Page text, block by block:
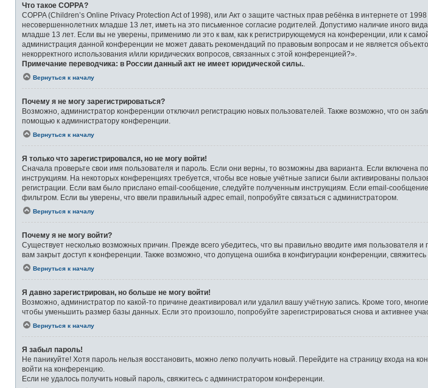
Что такое COPPA?
COPPA (Children’s Online Privacy Protection Act of 1998), или Акт о защите частных прав ребёнка в интернете от
несовершеннолетних младше 13 лет, иметь на это письменное согласие родителей. Допустимо наличие иного
младше 13 лет. Если вы не уверены, применимо ли это к вам, как к регистрирующемуся на конференции, или к
администрация данной конференции не может давать рекомендаций по правовым вопросам и не является
некорректного использования и/или юридических вопросов, связанных с этой конференцией?».
Примечание переводчика: в России данный акт не имеет юридической силы.
Вернуться к началу
Почему я не могу зарегистрироваться?
Возможно, администратор конференции отключил регистрацию новых пользователей. Также возможно, что он
помощью к администратору конференции.
Вернуться к началу
Я только что зарегистрировался, но не могу войти!
Сначала проверьте свои имя пользователя и пароль. Если они верны, то возможны два варианта. Если включена
инструкциям. На некоторых конференциях требуется, чтобы все новые учётные записи были активированы
регистрации. Если вам было прислано email-сообщение, следуйте полученным инструкциям. Если email-
фильтром. Если вы уверены, что ввели правильный адрес email, попробуйте связаться с администратором.
Вернуться к началу
Почему я не могу войти?
Существует несколько возможных причин. Прежде всего убедитесь, что вы правильно вводите имя
вам закрыт доступ к конференции. Также возможно, что допущена ошибка в конфигурации конференции,
Вернуться к началу
Я давно зарегистрирован, но больше не могу войти!
Возможно, администратор по какой-то причине деактивировал или удалил вашу учётную запись. Кроме того,
чтобы уменьшить размер базы данных. Если это произошло, попробуйте зарегистрироваться снова и активнее
Вернуться к началу
Я забыл пароль!
Не паникуйте! Хотя пароль нельзя восстановить, можно легко получить новый. Перейдите на страницу входа на
войти на конференцию.
Если не удалось получить новый пароль, свяжитесь с администратором конференции.